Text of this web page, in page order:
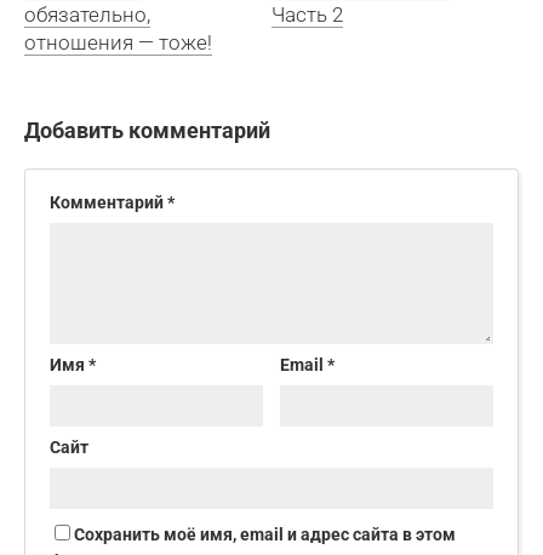
обязательно,
отношения — тоже!
Часть 2
Добавить комментарий
Комментарий*
Имя * Email*
Сайт
Сохранить моё имя, email и адрес сайта в этом